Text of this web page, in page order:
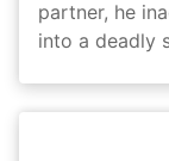
partner, he
into a deadly